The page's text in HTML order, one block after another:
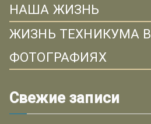
НАША ЖИЗНЬ
ЖИЗНЬ ТЕХНИКУМА В
ФОТОГРАФИЯХ
Свежие записи